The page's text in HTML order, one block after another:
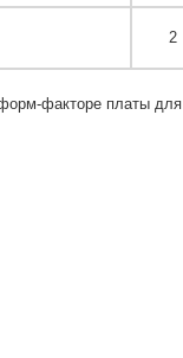
2
факторе платы для